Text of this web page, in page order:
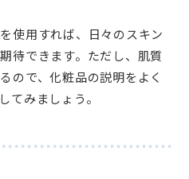
使用すれば、日々のスキン
待できます。ただし、肌質
ので、化粧品の説明をよく
てみましょう。